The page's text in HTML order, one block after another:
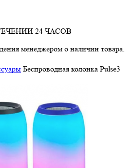
24 ЧАСОВ
о наличии товара.
Беспроводная колонка Pulse3